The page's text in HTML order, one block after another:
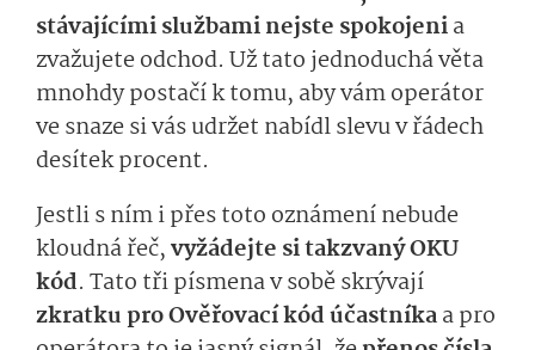
stávajícími službami nejste spokojenia
zvažujete odchod. Už tato jednoduchá věta
mnohdy postačí k tomu, aby vám operátor
ve snaze si vás udržet nabídl slevu v řádech
desítek procent.
Jestli s ním i přes toto oznámení nebude
kloudná řeč,vyžádejte si takzvaný OKU
kód. Tato tři písmena v sobě skrývají
zkratku pro Ověřovací kód účastníkaa pro